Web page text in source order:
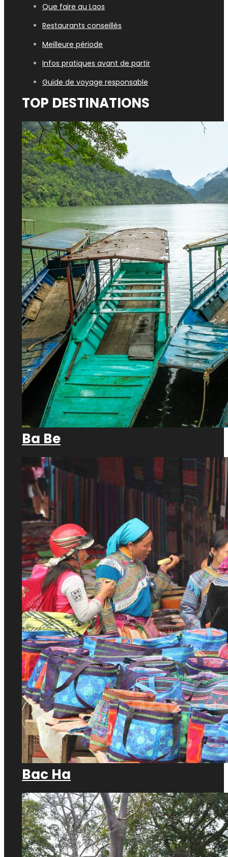
Que faire au Laos
Restaurants conseillés
Meilleure période
Infos pratiques avant de partir
Guide de voyage responsable
TOP DESTINATIONS
Ba Be
Bac Ha